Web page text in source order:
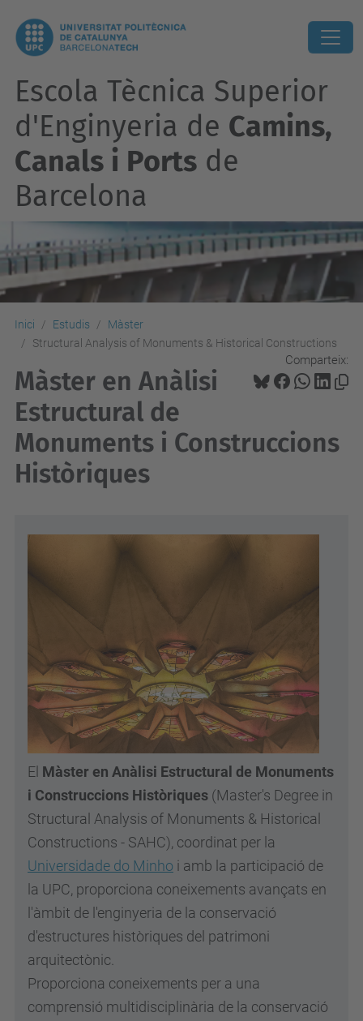
Escola Tècnica Superior
d'Enginyeria de Camins,
Canals i Ports de
Barcelona
Inici Estudis
Màster
Structural Analysis of Monuments & Historical Constructions
Comparteix:
Màster en Anàlisi
Estructural de
Monuments i Construccions
Històriques
El Màster en Anàlisi Estructural de Monuments
i Construccions Històriques (Master's Degree in
Structural Analysis of Monuments & Historical
Constructions - SAHC), coordinat per la
Universidade do Minho i amb la participació de
la UPC, proporciona coneixements avançats en
l'àmbit de l'enginyeria de la conservació
d'estructures històriques del patrimoni
arquitectònic.
Proporciona coneixements per a una
comprensió multidisciplinària de la conservació